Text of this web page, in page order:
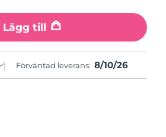
Lägg till
Förväntad leverans: 8/10/26